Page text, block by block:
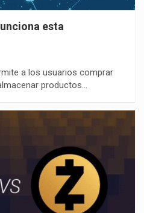
esta
a los usuarios comprar
productos…